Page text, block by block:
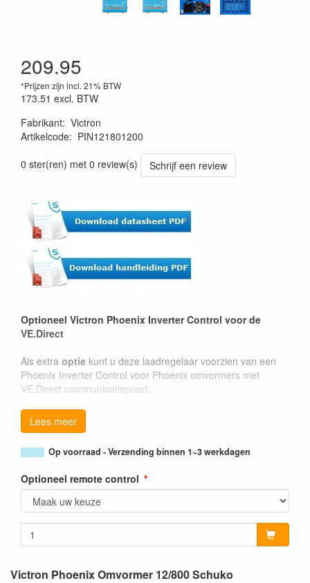
209.95
*Prijzen zijn incl. 21% BTW
173.51 excl. BTW
Fabrikant: Victron
Artikelcode: PIN121801200
0 ster(ren) met 0 review(s)
Schrijf een review
Optioneel Victron Phoenix Inverter Control voor de
VE.Direct
Als extra optie kunt u deze laadregelaar voorzien van een
Phoenix Inverter Control voor Phoenix omvormers met
VE.Direct communicatiepoort.
Lees meer
Op voorraad - Verzending binnen 1~3 werkdagen
Optioneel remote control
Victron Phoenix Omvormer 12/800 Schuko